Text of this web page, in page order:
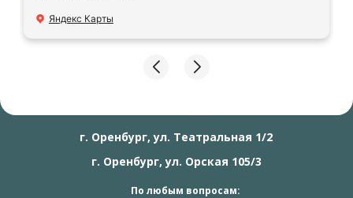
Яндекс Карты
г. Оренбург, ул. Театральная 1/2
г. Оренбург, ул. Орская 105/3
По любым вопросам: